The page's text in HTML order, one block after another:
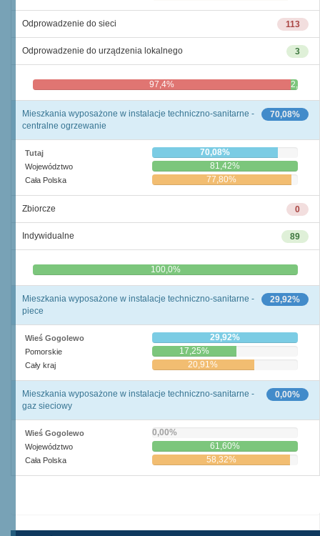
113
Odprowadzenie do sieci
3
Odprowadzenie do urządzenia lokalnego
97,4% 2,6%
70,08%
Mieszkania wyposażone w instalacje techniczno-sanitarne -
centralne ogrzewanie
Tutaj 70,08%
Województwo 81,42%
Cała Polska 77,80%
0
Zbiorcze
89
Indywidualne
0,0% 100,0%
29,92%
Mieszkania wyposażone w instalacje techniczno-sanitarne -
piece
Wieś Gogolewo 29,92%
Pomorskie 17,25%
Cały kraj 20,91%
0,00%
Mieszkania wyposażone w instalacje techniczno-sanitarne -
gaz sieciowy
Wieś Gogolewo 0,00%
Województwo 61,60%
Cała Polska 58,32%